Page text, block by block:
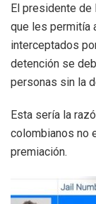
El presidente de
que les permitía
interceptados
detención se
personas sin la
Esta sería la
colombianos no
premiación.